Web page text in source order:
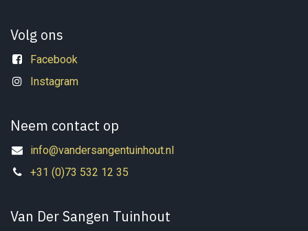
Volg ons
Facebook
Instagram
Neem contact op
info@vandersangentuinhout.nl
+31 (0)73 532 12 35
Van Der Sangen Tuinhout